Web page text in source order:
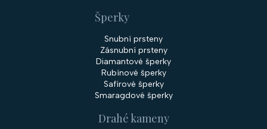
Šperky
Snubní prsteny
Zásnubní prsteny
Diamantové šperky
Rubínové šperky
Safírové šperky
Smaragdové šperky
Drahé kameny